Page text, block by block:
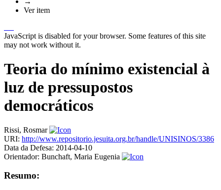
Ver item
JavaScript is disabled for your browser. Some features of this site
may not work without it.
Teoria do mínimo existencial à
luz de pressupostos
democráticos
Rissi, Rosmar
URI: http://www.repositorio.jesuita.org.br/handle/UNISINOS/3386
Data da Defesa: 2014-04-10
Orientador: Bunchaft, Maria Eugenia
Resumo: